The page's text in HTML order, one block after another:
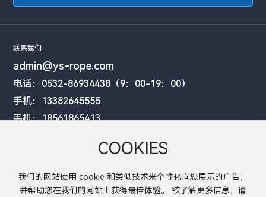
联系我们
admin@ys-rope.com
电话：0532-86934438（9：00-19：00）
手机：13382645555
手机：18561865413
办公室地址：山东省青岛市黄岛区井冈山路198号金鼎大厦16楼6-9室
COOKIES
我们的网站使用 cookie 和类似技术来个性化向您展示的广告，
并帮助您在我们的网站上获得最佳体验。 欲了解更多信息，请